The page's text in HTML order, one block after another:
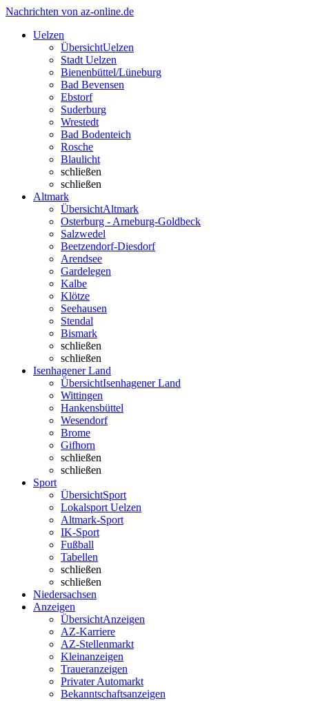
Nachrichten von az-online.de
Uelzen
ÜbersichtUelzen
Stadt Uelzen
Bienenbüttel/Lüneburg
Bad Bevensen
Ebstorf
Suderburg
Wrestedt
Bad Bodenteich
Rosche
Blaulicht
schließen
schließen
Altmark
ÜbersichtAltmark
Osterburg - Arneburg-Goldbeck
Salzwedel
Beetzendorf-Diesdorf
Arendsee
Gardelegen
Kalbe
Klötze
Seehausen
Stendal
Bismark
schließen
schließen
Isenhagener Land
ÜbersichtIsenhagener Land
Wittingen
Hankensbüttel
Wesendorf
Brome
Gifhorn
schließen
schließen
Sport
ÜbersichtSport
Lokalsport Uelzen
Altmark-Sport
IK-Sport
Fußball
Tabellen
schließen
schließen
Niedersachsen
Anzeigen
ÜbersichtAnzeigen
AZ-Karriere
AZ-Stellenmarkt
Kleinanzeigen
Traueranzeigen
Privater Automarkt
Bekanntschaftsanzeigen